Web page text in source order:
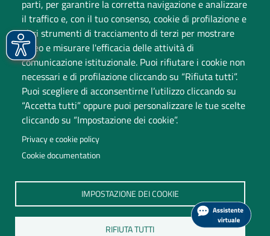
parti, per garantire la corretta navigazione e analizzare
il traffico e, con il tuo consenso, cookie di profilazione e
altri strumenti di tracciamento di terzi per mostrare
video e misurare l'efficacia delle attività di
comunicazione istituzionale. Puoi rifiutare i cookie non
necessari e di profilazione cliccando su “Rifiuta tutti”.
Puoi scegliere di acconsentirne l’utilizzo cliccando su
“Accetta tutti” oppure puoi personalizzare le tue scelte
cliccando su “Impostazione dei cookie”.
Privacy e cookie policy
Cookie documentation
IMPOSTAZIONE DEI COOKIE
RIFIUTA TUTTI
Università degli Studi dell'Insubria
Sede legale: via Ravasi 2, 21100 Varese
P.IVA 02481820120
(C.F. 95039180120)
PEC: ateneo@pec.uninsubria.it (vedi le altre caselle )
Dati di monitoraggio